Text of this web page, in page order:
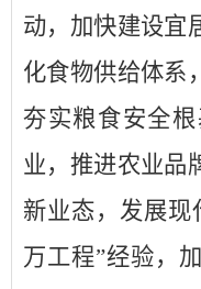
动，加快建设宜
化食物供给体系
夯实粮食安全
业，推进农业品
新业态，发展现
万工程”经验，